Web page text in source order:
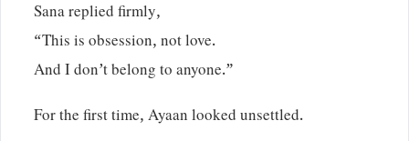
Sana replied firmly,
“This is obsession, not love.
And I don’t belong to anyone.”
For the first time, Ayaan looked unsettled.